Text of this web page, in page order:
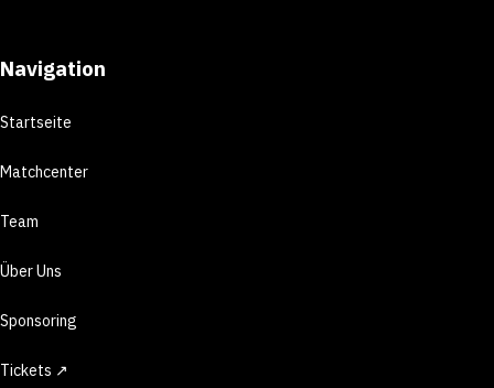
Navigation
Startseite
Matchcenter
Team
Über Uns
Sponsoring
Tickets ↗